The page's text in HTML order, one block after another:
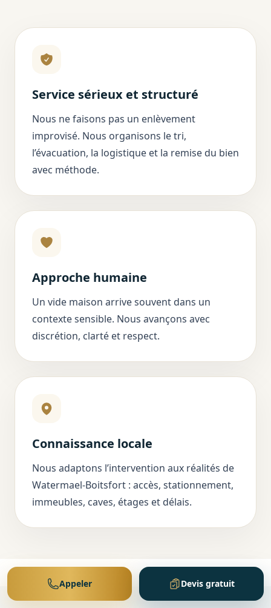
Service sérieux et structuré
Nous ne faisons pas un enlèvement
improvisé. Nous organisons le tri,
l’évacuation, la logistique et la remise du bien
avec méthode.
Approche humaine
Un vide maison arrive souvent dans un
contexte sensible. Nous avançons avec
discrétion, clarté et respect.
Connaissance locale
Nous adaptons l’intervention aux réalités de
Watermael-Boitsfort : accès, stationnement,
immeubles, caves, étages et délais.
Appeler Devis gratuit